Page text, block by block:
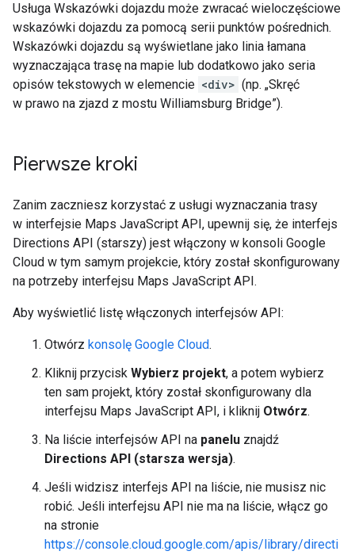
Usługa Wskazówki dojazdu może zwracać wieloczęściowe
wskazówki dojazdu za pomocą serii punktów pośrednich.
Wskazówki dojazdu są wyświetlane jako linia łamana
wyznaczająca trasę na mapie lub dodatkowo jako seria
opisów tekstowych w elemencie <div> (np. „Skręć
w prawo na zjazd z mostu Williamsburg Bridge”).
Pierwsze kroki
Zanim zaczniesz korzystać z usługi wyznaczania trasy
w interfejsie Maps JavaScript API, upewnij się, że interfejs
Directions API (starszy) jest włączony w konsoli Google
Cloud w tym samym projekcie, który został skonfigurowany
na potrzeby interfejsu Maps JavaScript API.
Aby wyświetlić listę włączonych interfejsów API:
Otwórz konsolę Google Cloud.
Kliknij przycisk Wybierz projekt, a potem wybierz
ten sam projekt, który został skonfigurowany dla
interfejsu Maps JavaScript API, i kliknij Otwórz.
Na liście interfejsów API na panelu znajdź
Directions API (starsza wersja).
Jeśli widzisz interfejs API na liście, nie musisz nic
robić. Jeśli interfejsu API nie ma na liście, włącz go
na stronie
https://console.cloud.google.com/apis/library/directi